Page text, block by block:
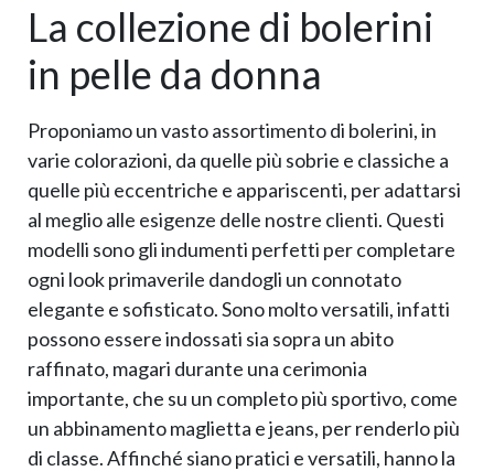
La collezione di bolerini
in pelle da donna
Proponiamo un vasto assortimento di bolerini, in
varie colorazioni, da quelle più sobrie e classiche a
quelle più eccentriche e appariscenti, per adattarsi
al meglio alle esigenze delle nostre clienti. Questi
modelli sono gli indumenti perfetti per completare
ogni look primaverile dandogli un connotato
elegante e sofisticato. Sono molto versatili, infatti
possono essere indossati sia sopra un abito
raffinato, magari durante una cerimonia
importante, che su un completo più sportivo, come
un abbinamento maglietta e jeans, per renderlo più
di classe. Affinché siano pratici e versatili, hanno la